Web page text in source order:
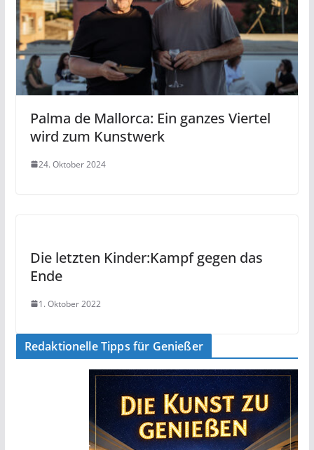
Palma de Mallorca: Ein ganzes Viertel
wird zum Kunstwerk
24. Oktober 2024
Die letzten Kinder:Kampf gegen das
Ende
1. Oktober 2022
Redaktionelle Tipps für Genießer